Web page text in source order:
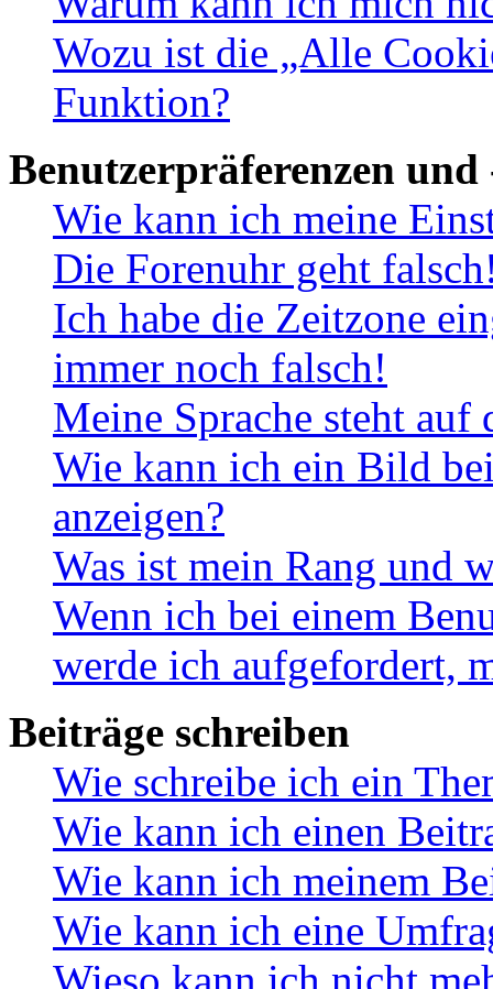
Wozu ist die „Alle
Funktion?
Benutzerpräferenzen und
Wie kann ich meine
Die Forenuhr geht
Ich habe die Zeitzone
immer noch falsch!
Meine Sprache steht
Wie kann ich ein Bild
anzeigen?
Was ist mein Rang und
Wenn ich bei einem
werde ich aufgefordert,
Beiträge schreiben
Wie schreibe ich ein
Wie kann ich einen
Wie kann ich meinem
Wie kann ich eine